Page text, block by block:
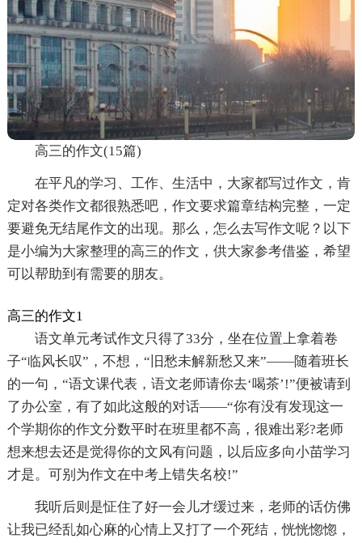
高三的作文(15篇)
在平凡的学习、工作、生活中，大家都写过作文，肯
定对各类作文都很熟悉吧，作文要求篇章结构完整，一定
要避免无结尾作文的出现。那么，怎么去写作文呢？以下
是小编为大家整理的高三的作文，供大家参考借鉴，希望
可以帮助到有需要的朋友。
高三的作文1
语文单元考试作文只得了33分，坐在位置上拿着卷
子“临风长叹”，不想，“旧愁未解新愁又来”——随着班长
的一句，“语文课代表，语文老师请你去‘喝茶’!”便被请到
了办公室，有了如此这般的对话——“你有没有发现这一
个学期你的作文分数平时在班里都不高，很难出彩?老师
想来想去还是觉得你的文风有问题，以后应多向小苗学习
才是。可别为作文在中考上错失名校!”
我听后则是怔住了好一会儿才缓过来，老师的话仿佛
让我已经乱如心麻的心情上又打了一个死结，恍恍惚惚，